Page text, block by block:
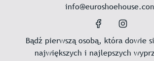
Bądź pierwszą osobą, która dowie
największych i najlepszych